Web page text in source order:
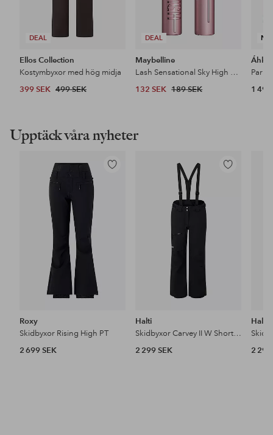
DEAL
Ellos Collection
Kostymbyxor med hög midja
399 SEK 499 SEK
DEAL
Maybelline
Lash Sensational Sky High Mascara
132 SEK 189 SEK 1 499
Upptäck våra nyheter
Lägg
Roxy
Skidbyxor Rising High PT
2 699 SEK
Lägg
Halti
Skidbyxor Carvey II W Short Dx
2 299 SEK
Halti
2 299